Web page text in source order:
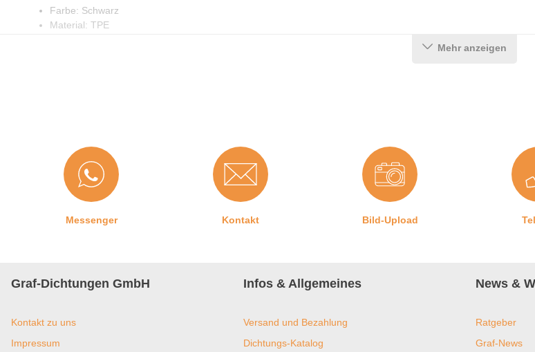
Farbe: Schwarz
Material: TPE
Mehr dazu erfahren Sie in unserem Youtube-Video:Unterschiede von geschweißten Dichtungsecken bei Rahmen
Unsere Dichtungsecken lassen sich ganz einfach und ohne Vorkenntnisse einbauen:
Für die Reinigung der Nut vor dem Einbau empfiehlt sich ein feuchtes Schwammtuch. Die Spezialecken werden
Mehr anzeigen
Messenger Kontakt Bild-Upload
Graf-Dichtungen GmbH
Kontakt zu uns
Impressum
Infos & Allgemeines
Versand und Bezahlung
Dichtungs-Katalog
News &
Ratgeber
Graf-News